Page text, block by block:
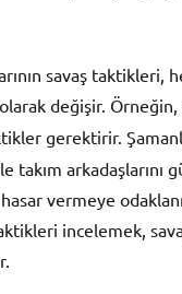
savaş taktikleri,
değişir. Örneğin,
gerektirir.
takım arkadaşlarını
vermeye
incelemek,